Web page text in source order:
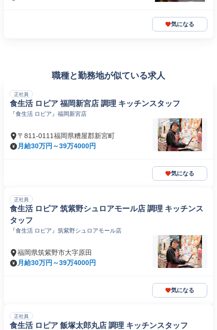
気になる
職種と勤務地が似ている求人
正社員
食生活 ロピア 福岡新宮店 調理 キッチンスタッフ
『食生活 ロピア』福岡新宮店
〒811-0111福岡県糟屋郡新宮町
月給30万円～39万4000円
気になる
正社員
食生活 ロピア 筑紫野シュロアモール店 調理 キッチンス
タッフ
『食生活 ロピア』筑紫野シュロアモール店
福岡県筑紫野市大字原田
月給30万円～39万4000円
気になる
正社員
食生活 ロピア 飯塚太郎丸店 調理 キッチンスタッフ